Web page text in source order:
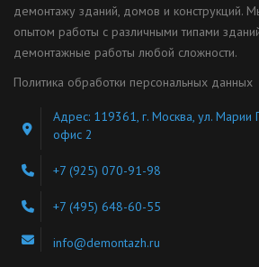
демонтажу зданий, домов и конструкций.
опытом работы с различными типами
демонтажные работы любой сложности.
Политика обработки персональных данных
Адрес: 119361, г. Москва, ул. Марии
офис 2
+7 (925) 070-91-98
+7 (495) 648-60-55
info@demontazh.ru